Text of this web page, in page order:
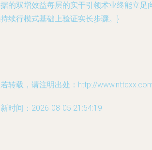
的双增效益每层的实干引领术业终能立足
续行模式基础上验证实长步骤。}
转载，请注明出处：http://
时间：2026-08-05 21:54:19